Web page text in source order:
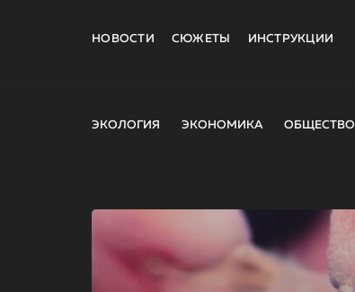
НОВОСТИ СЮЖЕТЫ ИНСТРУКЦИИ
ЭКОЛОГИЯ ЭКОНОМИКА ОБЩЕСТВО